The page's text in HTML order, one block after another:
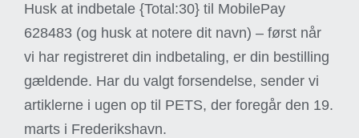
Husk at indbetale {Total:30} til MobilePay
628483 (og husk at notere dit navn) – først når
vi har registreret din indbetaling, er din bestilling
gældende. Har du valgt forsendelse, sender vi
artiklerne i ugen op til PETS, der foregår den 19.
marts i Frederikshavn.